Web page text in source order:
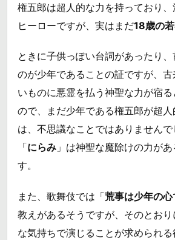
権五郎は超人的な力を持っており
ヒーローですが、実はまだ18歳の
ときに子供っぽい台詞があったり
のが少年であることの証ですが、
いものに悪霊を払う神聖な力が宿
ので、まだ少年である権五郎が超
は、不思議なことではありません
「にらみ 」は神聖な魔除けの力が
す。
また、歌舞伎では「荒事は少年の心
教えがあるそうですが、そのとお
な気持ちで演じることが求められる